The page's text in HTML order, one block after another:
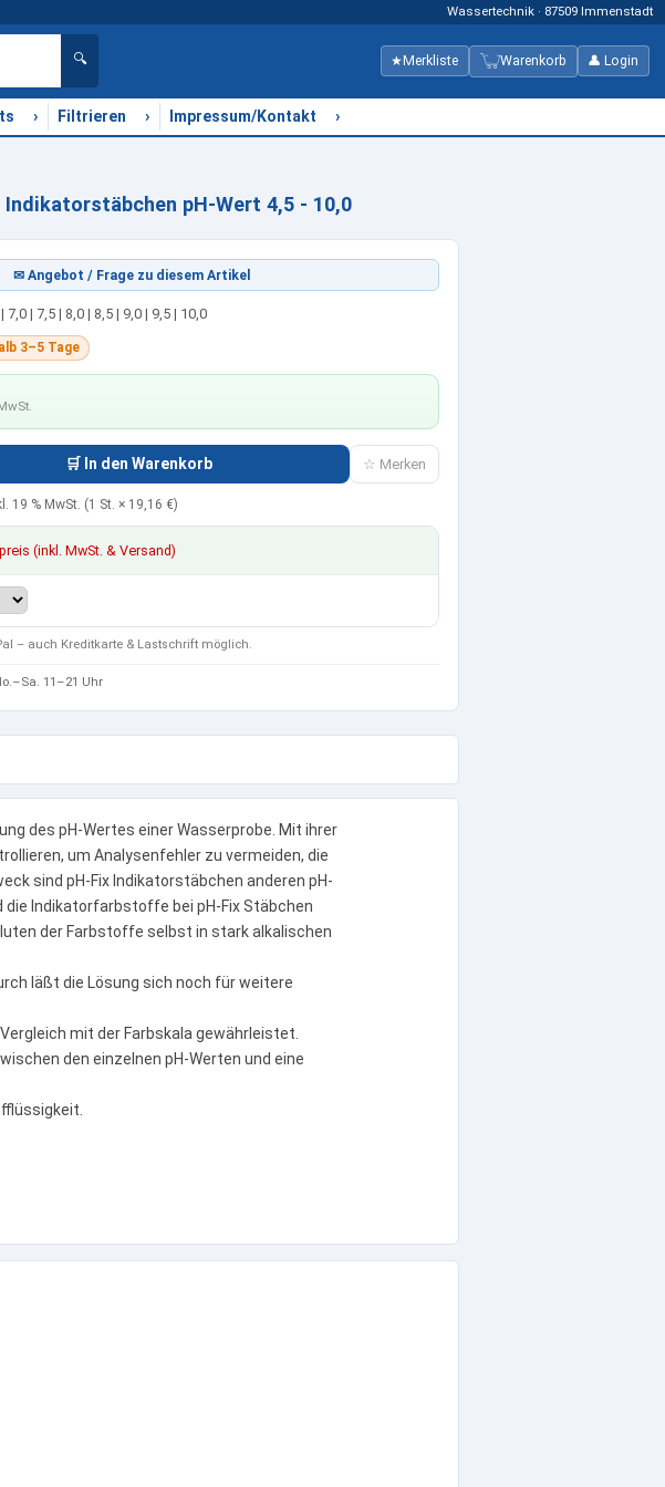
Wassertechnik · 87509 Immenstadt
🔍 ★ Merkliste Warenkorb 👤 Login
› Filtrieren › Impressum/Kontakt ›
pH-Wert 4,5 - 10,0
✉ Angebot / Frage zu diesem Artikel
7,0 | 7,5 | 8,0 | 8,5 | 9,0 | 9,5 | 10,0
3–5 Tage
🛒 In den Warenkorb ☆ Merken
19 % MwSt. (1 St. × 19,16 €)
(inkl. MwSt. & Versand)
– auch Kreditkarte & Lastschrift möglich.
11–21 Uhr
des pH-Wertes einer Wasserprobe. Mit ihrer
um Analysenfehler zu vermeiden, die
sind pH-Fix Indikatorstäbchen anderen pH-
die Indikatorfarbstoffe bei pH-Fix Stäbchen
der Farbstoffe selbst in stark alkalischen
läßt die Lösung sich noch für weitere
mit der Farbskala gewährleistet.
den einzelnen pH-Werten und eine